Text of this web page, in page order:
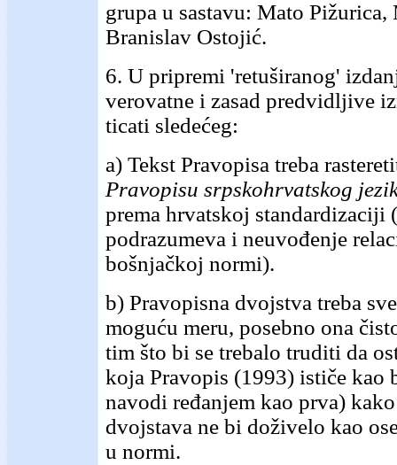
grupa u sastavu: Mato
Branislav Ostojić.
6. U pripremi 'retuširanog'
verovatne i zasad predvidljive
ticati sledećeg:
a) Tekst Pravopisa treba
Pravopisu srpskohrvatskog
prema hrvatskoj standardizaciji
podrazumeva i neuvođenje
bošnjačkoj normi).
b) Pravopisna dvojstva treba
moguću meru, posebno ona
tim što bi se trebalo truditi da
koja Pravopis (1993) ističe kao
navodi ređanjem kao prva)
dvojstava ne bi doživelo kao
u normi.